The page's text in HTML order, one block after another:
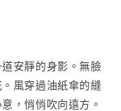
安靜的身影。無臉
風穿過油紙傘的縫
，悄悄吹向遠方。